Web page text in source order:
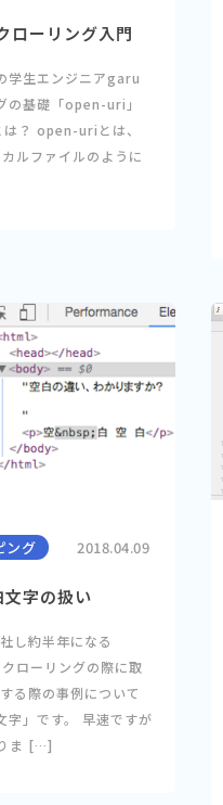
ーリング入門
学生エンジニアgaru
の基礎「open-uri」
？ open-uriとは、
ルファイルのように
ング 2018.04.09
字の扱い
し約半年になる
ローリングの際に取
る際の事例について
字」です。 早速ですが
ま […]